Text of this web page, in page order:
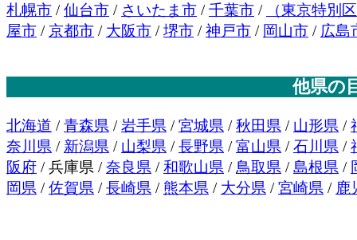
札幌市 /仙台市 / さいたま市 /千葉市 /
（東京特別
屋市 /京都市 / 大阪市 /堺市 /神戸市 / 岡山市 / 広島
他県の
北海道 /青森県 /岩手県 /宮城県 /秋田県 / 山形県 /
奈川県 / 新潟県 / 山梨県 /長野県 /富山県 /石川県 /
阪府 / 兵庫県 /奈良県 /和歌山県 / 鳥取県 /島根県 /
岡県 /佐賀県 /長崎県 / 熊本県 / 大分県 /宮崎県 / 鹿